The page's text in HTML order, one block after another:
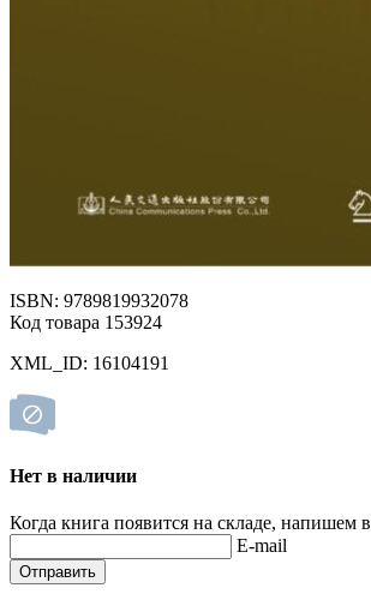
ISBN: 9789819932078
Код товара 153924
XML_ID: 16104191
Нет в наличии
Когда книга появится на складе, напишем
E-mail
Отправить